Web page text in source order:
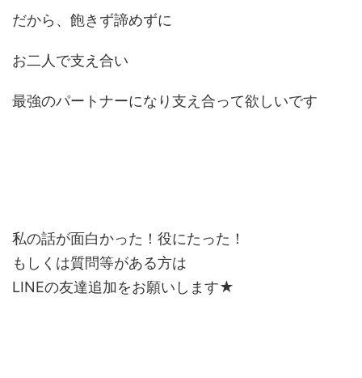
だから、飽きず諦めずに
お二人で支え合い
最強のパートナーになり支え合って欲しいです
私の話が面白かった！役にたった！
もしくは質問等がある方は
LINEの友達追加をお願いします★